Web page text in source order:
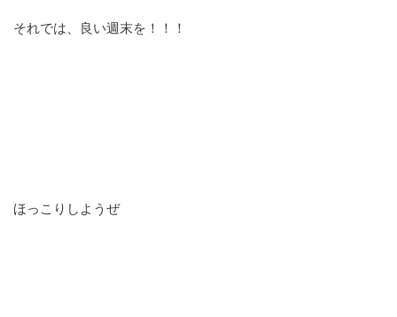
それでは、良い週末を！！！
ほっこりしようぜ